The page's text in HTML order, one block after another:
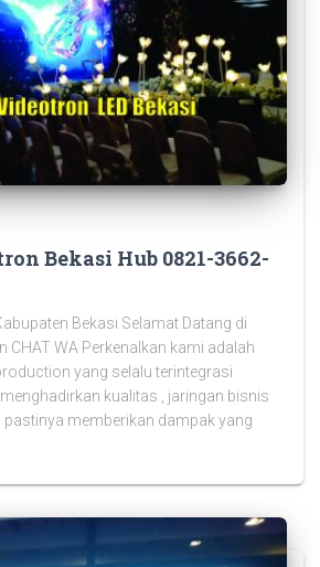
Bekasi Hub 0821-3662-
Bekasi Selamat Datang di
CHAT WA Perkenalkan kami adalah
yang selalu terintegrasi
kualitas , jaringan bisnis
pastinya memberikan dampak yang